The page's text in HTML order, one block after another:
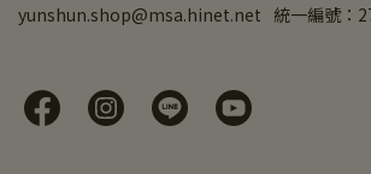
yunshun.shop@msa.hinet.net 統一編號：